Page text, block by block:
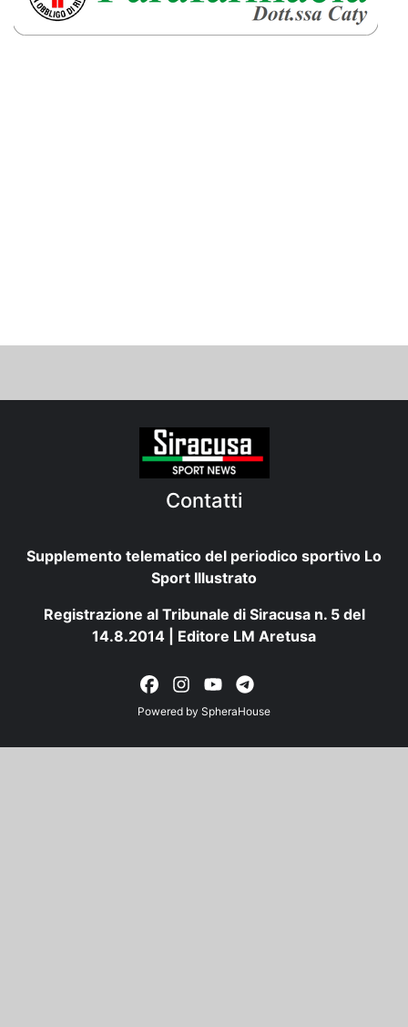
Contatti
Supplemento telematico del periodico sportivo Lo
Sport Illustrato
Registrazione al Tribunale di Siracusa n. 5 del
14.8.2014 | Editore LM Aretusa
Powered by SpheraHouse